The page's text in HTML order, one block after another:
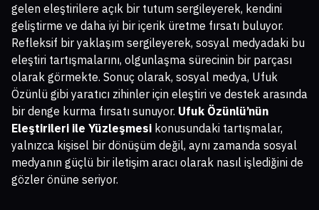
gelen eleştirilere açık bir tutum sergileyerek, kendini
geliştirme ve daha iyi bir içerik üretme fırsatı buluyor.
Refleksif bir yaklaşım sergileyerek, sosyal medyadaki bu
eleştiri tartışmalarını, olgunlaşma sürecinin bir parçası
olarak görmekte. Sonuç olarak, sosyal medya, Ufuk
Özünlü gibi yaratıcı zihinler için eleştiri ve destek arasında
bir denge kurma fırsatı sunuyor. Ufuk Özünlü’nün
Eleştirileri ile Yüzleşmesi konusundaki tartışmalar,
yalnızca kişisel bir dönüşüm değil, aynı zamanda sosyal
medyanın güçlü bir iletişim aracı olarak nasıl işlediğini de
gözler önüne seriyor.